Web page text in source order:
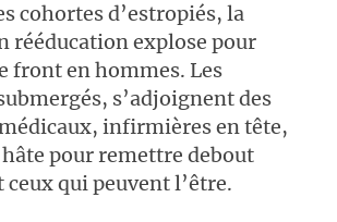
cohortes d’estropiés, la
rééducation explose pour
front en hommes. Les
s’adjoignent des
infirmières en tête,
pour remettre debout
qui peuvent l’être.